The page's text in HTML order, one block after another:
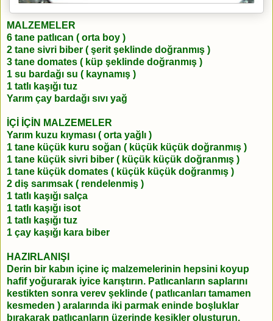
MALZEMELER
6 tane patlıcan ( orta boy )
2 tane sivri biber ( şerit şeklinde doğranmış )
3 tane domates ( küp şeklinde doğranmış )
1 su bardağı su ( kaynamış )
1 tatlı kaşığı tuz
Yarım çay bardağı sıvı yağ
İÇİ İÇİN MALZEMELER
Yarım kuzu kıyması ( orta yağlı )
1 tane küçük kuru soğan ( küçük küçük doğranmış )
1 tane küçük sivri biber ( küçük küçük doğranmış )
1 tane küçük domates ( küçük küçük doğranmış )
2 diş sarımsak ( rendelenmiş )
1 tatlı kaşığı salça
1 tatlı kaşığı isot
1 tatlı kaşığı tuz
1 çay kaşığı kara biber
HAZIRLANIŞI
Derin bir kabın içine iç malzemelerinin hepsini koyup
hafif yoğurarak iyice karıştırın. Patlıcanların saplarını
kestikten sonra verev şeklinde ( patlıcanları tamamen
kesmeden ) aralarında iki parmak eninde boşluklar
bırakarak patlıcanların üzerinde kesikler oluşturun.